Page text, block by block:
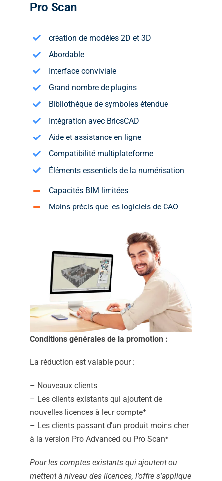
Pro Scan
création de modèles 2D et 3D
Abordable
Interface conviviale
Grand nombre de plugins
Bibliothèque de symboles étendue
Intégration avec BricsCAD
Aide et assistance en ligne
Compatibilité multiplateforme
Éléments essentiels de la numérisation
Capacités BIM limitées
Moins précis que les logiciels de CAO
Conditions générales de la promotion :
La réduction est valable pour :
– Nouveaux clients
– Les clients existants qui ajoutent de
nouvelles licences à leur compte*
– Les clients passant d’un produit moins cher
à la version Pro Advanced ou Pro Scan*
Pour les comptes existants qui ajoutent ou
mettent à niveau des licences, l’offre s’applique